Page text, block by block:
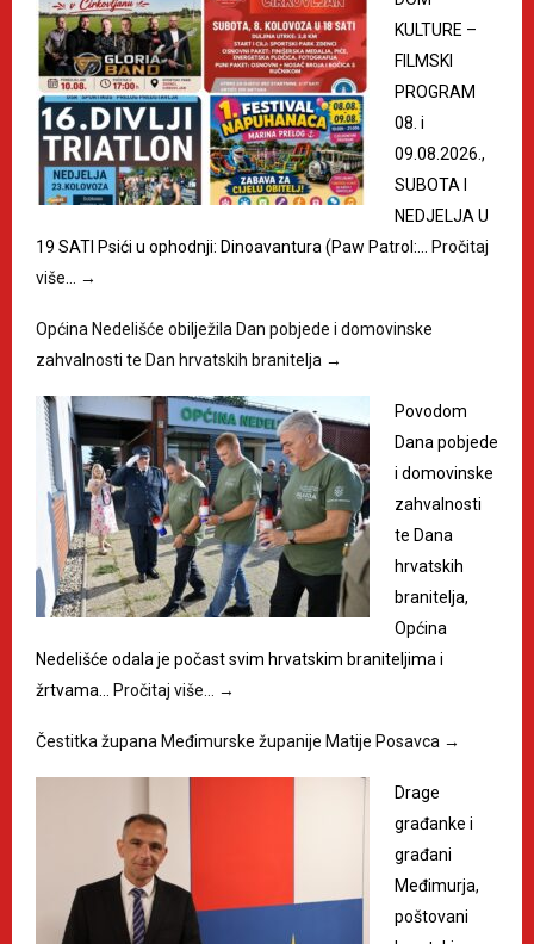
KULTURE –
FILMSKI
PROGRAM
08. i
09.08.2026.,
SUBOTA I
NEDJELJA U
19 SATI Psići u ophodnji: Dinoavantura (Paw Patrol:… Pročitaj
više…
→
Općina Nedelišće obilježila Dan pobjede i domovinske
zahvalnosti te Dan hrvatskih branitelja →
Povodom
Dana pobjede
i domovinske
zahvalnosti
te Dana
hrvatskih
branitelja,
Općina
Nedelišće odala je počast svim hrvatskim braniteljima i
žrtvama… Pročitaj više… →
Čestitka župana Međimurske županije Matije Posavca →
Drage
građanke i
građani
Međimurja,
poštovani